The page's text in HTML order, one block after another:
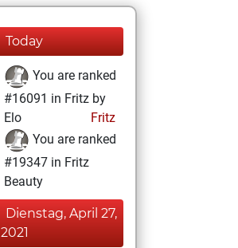
Today
You are ranked
#16091 in Fritz by
Elo
Fritz
You are ranked
#19347 in Fritz
Beauty
Dienstag, April 27,
2021